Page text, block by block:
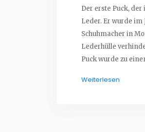
Der erste Puck,
Leder. Er wurde im
Schuhmacher in
Lederhülle
Puck wurde zu
Weiterlesen